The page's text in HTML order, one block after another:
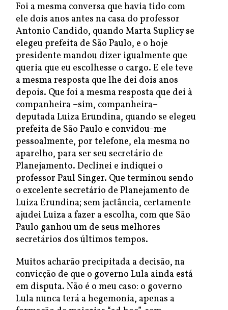
Foi a mesma conversa que havia tido com
ele dois anos antes na casa do professor
Antonio Candido, quando Marta Suplicy se
elegeu prefeita de São Paulo, e o hoje
presidente mandou dizer igualmente que
queria que eu escolhesse o cargo. E ele teve
a mesma resposta que lhe dei dois anos
depois. Que foi a mesma resposta que dei à
companheira –sim, companheira–
deputada Luiza Erundina, quando se elegeu
prefeita de São Paulo e convidou-me
pessoalmente, por telefone, ela mesma no
aparelho, para ser seu secretário de
Planejamento. Declinei e indiquei o
professor Paul Singer. Que terminou sendo
o excelente secretário de Planejamento de
Luiza Erundina; sem jactância, certamente
ajudei Luiza a fazer a escolha, com que São
Paulo ganhou um de seus melhores
secretários dos últimos tempos.
Muitos acharão precipitada a decisão, na
convicção de que o governo Lula ainda está
em disputa. Não é o meu caso: o governo
Lula nunca terá a hegemonia, apenas a